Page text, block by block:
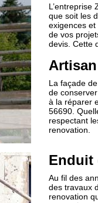
que soit les
exigences
de vos
devis. Cette
La façade
de
à la réparer
56690.
respectant
renovation.
Enduit
Au fil des
des travaux
renovation